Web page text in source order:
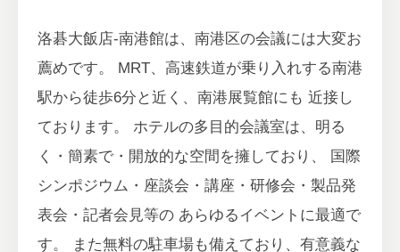
洛碁大飯店-南港館は、南港区の会議には大変お
薦めです。 MRT、高速鉄道が乗り入れする南港
駅から徒歩6分と近く、南港展覧館にも 近接し
ております。 ホテルの多目的会議室は、明る
く・簡素で・開放的な空間を擁しており、 国際
シンポジウム・座談会・講座・研修会・製品発
表会・記者会見等の あらゆるイベントに最適で
す。 また無料の駐車場も備えており、有意義な